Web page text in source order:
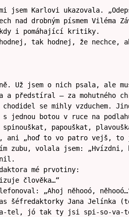
jsem Karlovi ukazovala.
nad drobným písmem Viléma
i pomáhající kritiky.
tak hodnej, že nechce,
Už jsem o nich psala, ale
předstíral – za mohutného
se mihly vzduchem.
jednou botou v ruce na
papouškat,
„hoď to vo patro vejš, to
zubu, volala jsem: „Hvízdni,
mé prvotiny:
člověka…“
„Ahoj něhooó,
šéfredaktorky Jana
tel, jó tak ty jsi spi-so-va-